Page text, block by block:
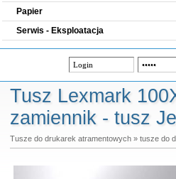
Papier
Serwis - Eksploatacja
Tusz Lexmark
zamiennik - tusz
Tusze do drukarek atramentowych» tusze do